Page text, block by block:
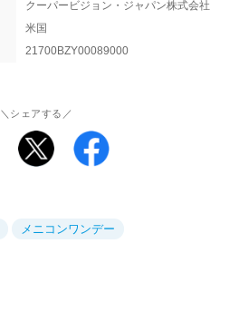
クーパービジョン・ジャパン株式会社
米国
21700BZY00089000
＼シェアする／
メニコンワンデー